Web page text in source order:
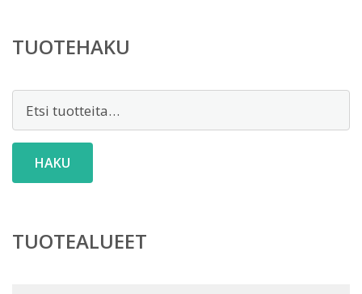
TUOTEHAKU
HAKU
TUOTEALUEET